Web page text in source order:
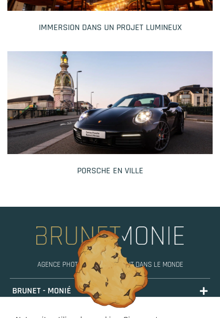
IMMERSION DANS UN PROJET LUMINEUX
PORSCHE EN VILLE
AGENCE PHOTO, MOBILE PARTOUT DANS LE MONDE
BRUNET - MONIÉ